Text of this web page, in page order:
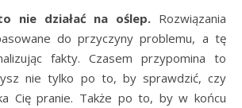
nie działać na oślep. Rozwiązania
do przyczyny problemu, a tę
fakty. Czasem przypomina to
nie tylko po to, by sprawdzić, czy
Cię pranie. Także po to, by w końcu